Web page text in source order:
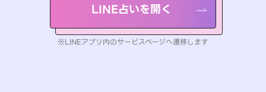
LINE占いを開く
※LINEアプリ内のサービスページへ遷移します